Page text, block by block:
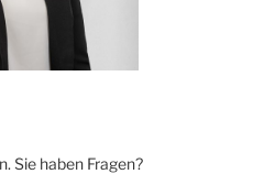
Sie haben Fragen?